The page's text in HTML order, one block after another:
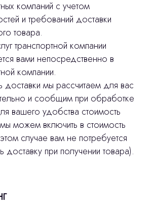
компаний с учетом
и требований доставки
товара.
транспортной компании
вами непосредственно в
компании.
доставки мы рассчитаем для вас
и сообщим при обработке
вашего удобства стоимость
можем включить в стоимость
случае вам не потребуется
доставку при получении товара).
шаблонов